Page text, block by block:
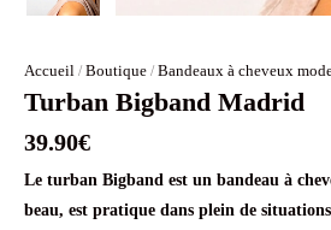
Accueil / Boutique / Bandeaux à cheveux
Turban Bigband Madrid
39.90€
Le turban Bigband est un bandeau à
beau, est pratique dans plein de